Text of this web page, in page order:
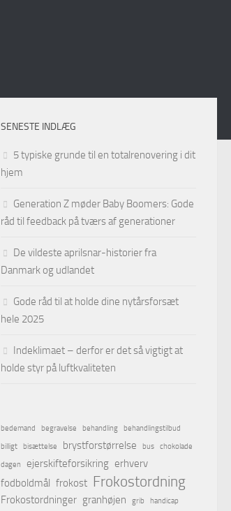
SENESTE INDLÆG
5 typiske grunde til en totalrenovering i dit
hjem
Generation Z møder Baby Boomers: Gode
råd til feedback på tværs af generationer
De vildeste aprilsnar-historier fra
Danmark og udlandet
Gode råd til at holde dine nytårsforsæt
hele 2025
Indeklimaet – derfor er det så vigtigt at
holde styr på luftkvaliteten
bedemand begravelse behandling
behandlingstilbud
billigt
bisættelse brystforstørrelse bus
chokolade
dagen
ejerskifteforsikring erhverv
fodboldmål frokost Frokostordning
Frokostordninger granhøjen grib
handicap